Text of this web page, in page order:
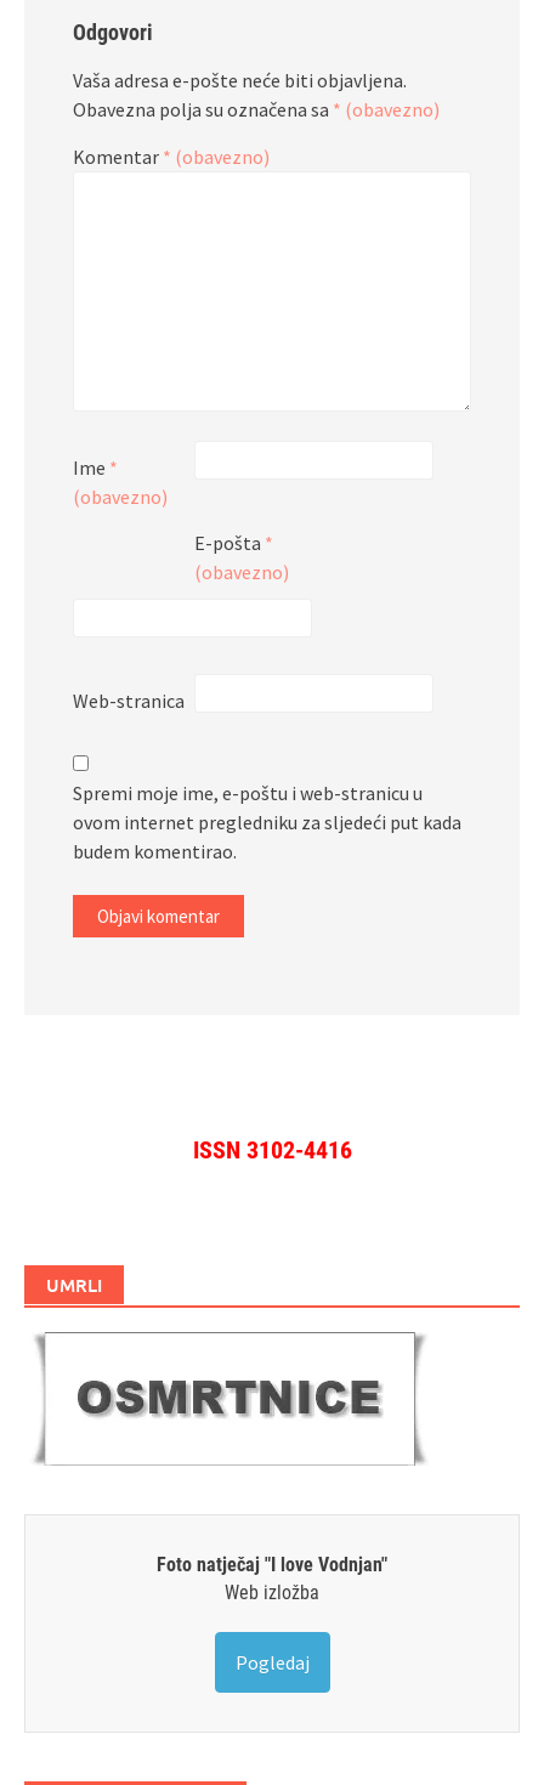
Odgovori
Vaša adresa e-pošte neće biti objavljena.
Obavezna polja su označena sa * (obavezno)
Komentar * (obavezno)
Ime *
(obavezno)
E-pošta *
(obavezno)
Web-stranica
Spremi moje ime, e-poštu i web-stranicu u
ovom internet pregledniku za sljedeći put kada
budem komentirao.
ISSN 3102-4416
UMRLI
Foto natječaj "I love Vodnjan"
Web izložba
Pogledaj